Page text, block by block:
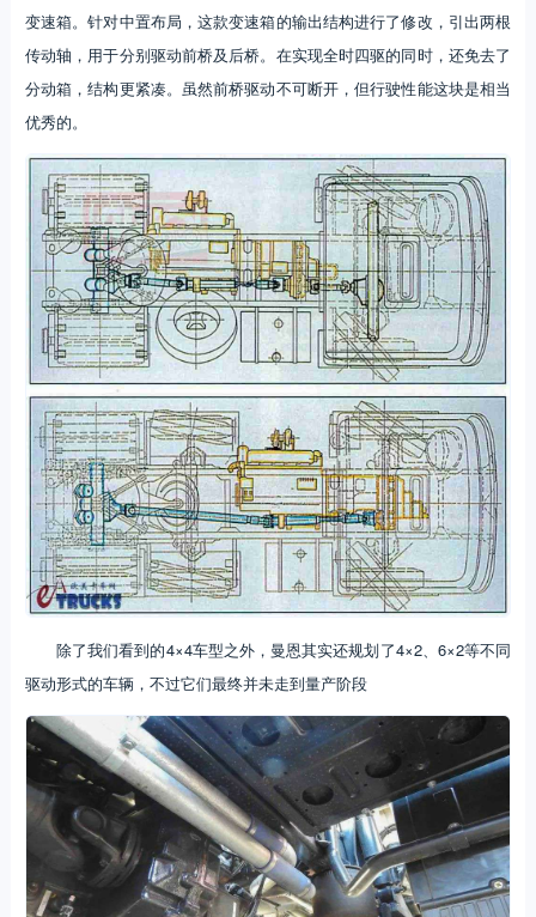
变速箱。针对中置布局，这款变速箱的输出结构进行了修改，引出两根
传动轴，用于分别驱动前桥及后桥。在实现全时四驱的同时，还免去了
分动箱，结构更紧凑。虽然前桥驱动不可断开，但行驶性能这块是相当
优秀的。
除了我们看到的4×4车型之外，曼恩其实还规划了4×2、6×2等不同
驱动形式的车辆，不过它们最终并未走到量产阶段